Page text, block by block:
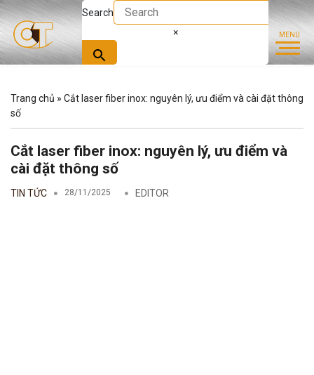
Search
×
Trang chủ » Cắt laser fiber inox: nguyên lý, ưu điểm và cài đặt thông
số
Cắt laser fiber inox: nguyên lý, ưu điểm và
cài đặt thông số
TIN TỨC 28/11/2025 EDITOR